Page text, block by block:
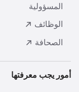
المسؤولية
الوظائف
الصحافة
أمور يجب معرفتها